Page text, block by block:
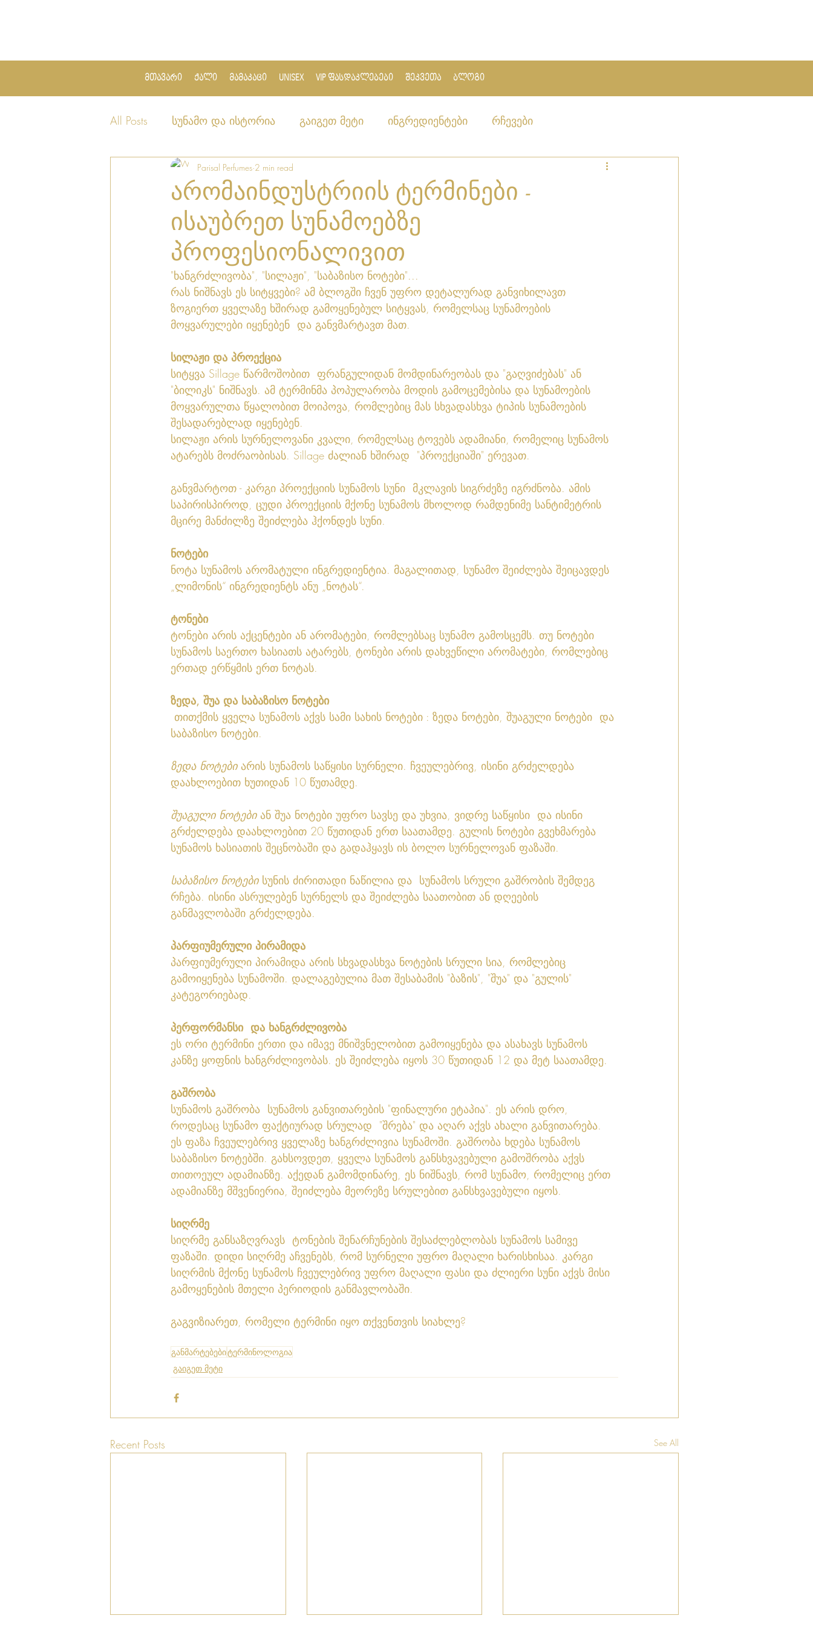
მთავარი ქალი მამაკაცი UNISEX VIP ფასდაკლებები შეკვეთა ბლოგი
All Posts სუნამო და ისტორია გაიგეთ მეტი ინგრედიენტები რჩევები
არომაინდუსტრიის ტერმინები -
ისაუბრეთ სუნამოებზე
პროფესიონალივით
Parisal Perfumes 2 min read
"ხანგრძლივობა", "სილაჟი", "საბაზისო ნოტები"...
რას ნიშნავს ეს სიტყვები? ამ ბლოგში ჩვენ უფრო დეტალურად განვიხილავთ
ზოგიერთ ყველაზე ხშირად გამოყენებულ სიტყვას, რომელსაც სუნამოების
მოყვარულები იყენებენ  და განვმარტავთ მათ.
სილაჟი და პროექცია
სიტყვა Sillage წარმოშობით  ფრანგულიდან მომდინარეობას და "გაღვიძებას" ან
"ბილიკს" ნიშნავს. ამ ტერმინმა პოპულარობა მოდის გამოცემებისა და სუნამოების
მოყვარულთა წყალობით მოიპოვა, რომლებიც მას სხვადასხვა ტიპის სუნამოების
შესადარებლად იყენებენ.
სილაჟი არის სურნელოვანი კვალი, რომელსაც ტოვებს ადამიანი, რომელიც სუნამოს
ატარებს მოძრაობისას. Sillage ძალიან ხშირად  "პროექციაში" ერევათ.
განვმარტოთ - კარგი პროექციის სუნამოს სუნი  მკლავის სიგრძეზე იგრძნობა. ამის
საპირისპიროდ, ცუდი პროექციის მქონე სუნამოს მხოლოდ რამდენიმე სანტიმეტრის
მცირე მანძილზე შეიძლება ჰქონდეს სუნი.
ნოტები
ნოტა სუნამოს არომატული ინგრედიენტია. მაგალითად, სუნამო შეიძლება შეიცავდეს
„ლიმონის“ ინგრედიენტს ანუ „ნოტას“.
ტონები
ტონები არის აქცენტები ან არომატები, რომლებსაც სუნამო გამოსცემს. თუ ნოტები
სუნამოს საერთო ხასიათს ატარებს, ტონები არის დახვეწილი არომატები, რომლებიც
ერთად ერწყმის ერთ ნოტას.
ზედა, შუა და საბაზისო ნოტები
საბაზისო ნოტები.
ზედა ნოტები არის სუნამოს საწყისი სურნელი. ჩვეულებრივ, ისინი გრძელდება
დაახლოებით ხუთიდან 10 წუთამდე.
შუაგული ნოტები ან შუა ნოტები უფრო სავსე და უხვია, ვიდრე საწყისი  და ისინი
გრძელდება დაახლოებით 20 წუთიდან ერთ საათამდე. გულის ნოტები გვეხმარება
სუნამოს ხასიათის შეცნობაში და გადაჰყავს ის ბოლო სურნელოვან ფაზაში.
საბაზისო ნოტები სუნის ძირითადი ნაწილია და  სუნამოს სრული გაშრობის შემდეგ
რჩება. ისინი ასრულებენ სურნელს და შეიძლება საათობით ან დღეების
განმავლობაში გრძელდება.
პარფიუმერული პირამიდა
პარფიუმერული პირამიდა არის სხვადასხვა ნოტების სრული სია, რომლებიც
გამოიყენება სუნამოში. დალაგებულია მათ შესაბამის "ბაზის", "შუა" და "გულის"
კატეგორიებად.
პერფორმანსი  და ხანგრძლივობა
ეს ორი ტერმინი ერთი და იმავე მნიშვნელობით გამოიყენება და ასახავს სუნამოს
კანზე ყოფნის ხანგრძლივობას. ეს შეიძლება იყოს 30 წუთიდან 12 და მეტ საათამდე.
გაშრობა
სუნამოს გაშრობა  სუნამოს განვითარების "ფინალური ეტაპია". ეს არის დრო,
როდესაც სუნამო ფაქტიურად სრულად  "შრება" და აღარ აქვს ახალი განვითარება.
ეს ფაზა ჩვეულებრივ ყველაზე ხანგრძლივია სუნამოში. გაშრობა ხდება სუნამოს
საბაზისო ნოტებში. გახსოვდეთ, ყველა სუნამოს განსხვავებული გამოშრობა აქვს
თითოეულ ადამიანზე. აქედან გამომდინარე, ეს ნიშნავს, რომ სუნამო, რომელიც ერთ
ადამიანზე მშვენიერია, შეიძლება მეორეზე სრულებით განსხვავებული იყოს.
სიღრმე
სიღრმე განსაზღვრავს  ტონების შენარჩუნების შესაძლებლობას სუნამოს სამივე
ფაზაში. დიდი სიღრმე აჩვენებს, რომ სურნელი უფრო მაღალი ხარისხისაა. კარგი
სიღრმის მქონე სუნამოს ჩვეულებრივ უფრო მაღალი ფასი და ძლიერი სუნი აქვს მისი
გამოყენების მთელი პერიოდის განმავლობაში.
გაგვიზიარეთ, რომელი ტერმინი იყო თქვენთვის სიახლე?
განმარტებებიტერმინოლოგია
გაიგეთ მეტი
Recent Posts See All